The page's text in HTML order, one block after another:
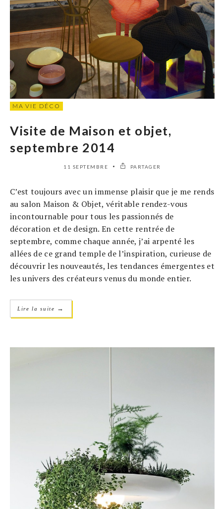
MA VIE DÉCO
Visite de Maison et objet,
septembre 2014
11 SEPTEMBRE PARTAGER
C’est toujours avec un immense plaisir que je me rends
au salon Maison & Objet, véritable rendez-vous
incontournable pour tous les passionnés de
décoration et de design. En cette rentrée de
septembre, comme chaque année, j’ai arpenté les
allées de ce grand temple de l’inspiration, curieuse de
découvrir les nouveautés, les tendances émergentes et
les univers des créateurs venus du monde entier.
Lire la suite →